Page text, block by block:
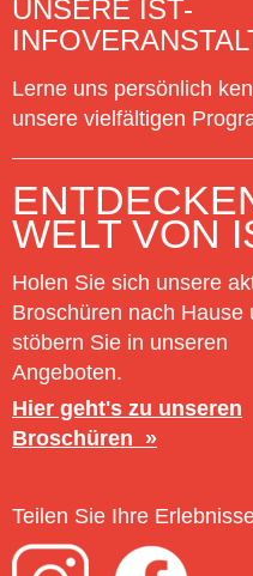
UNSERE IST-
Lerne uns persönlich
unsere vielfältigen
WELT VON
Holen Sie sich unsere
Broschüren nach Hause
stöbern Sie in unseren
Angeboten.
Hier geht's zu unseren
Broschüren
Teilen Sie Ihre